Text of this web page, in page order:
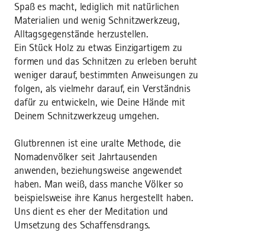
Spaß es macht, lediglich mit natürlichen
Materialien und wenig Schnitzwerkzeug,
Alltagsgegenstände herzustellen.
Ein Stück Holz zu etwas Einzigartigem zu
formen und das Schnitzen zu erleben beruht
weniger darauf, bestimmten Anweisungen zu
folgen, als vielmehr darauf, ein Verständnis
dafür zu entwickeln, wie Deine Hände mit
Deinem Schnitzwerkzeug umgehen.
Glutbrennen ist eine uralte Methode, die
Nomadenvölker seit Jahrtausenden
anwenden, beziehungsweise angewendet
haben. Man weiß, dass manche Völker so
beispielsweise ihre Kanus hergestellt haben.
Uns dient es eher der Meditation und
Umsetzung des Schaffensdrangs.